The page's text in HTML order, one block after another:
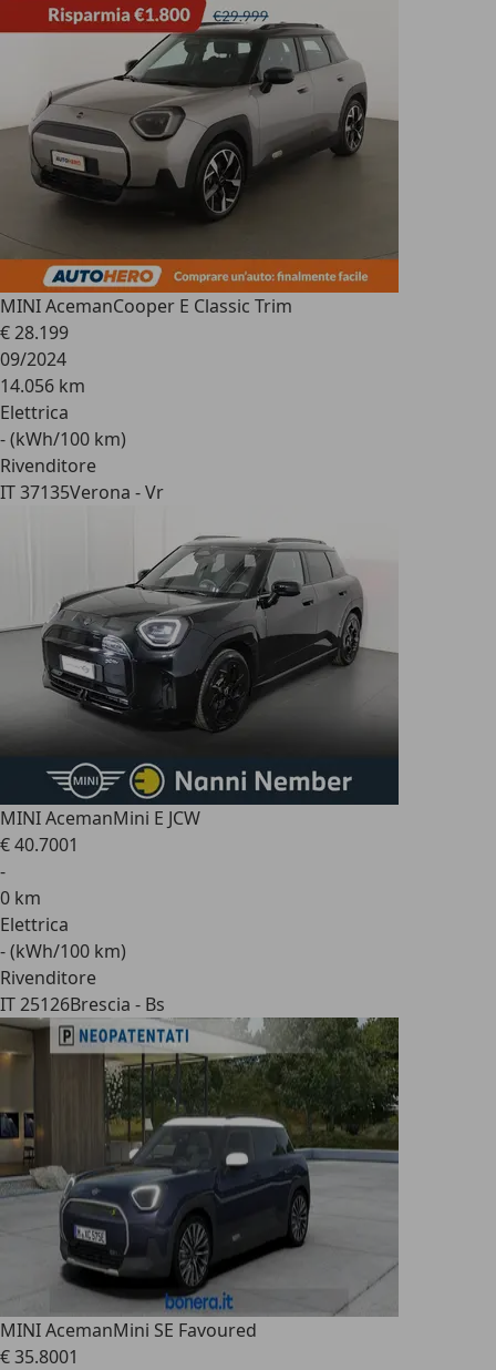
MINI AcemanCooper E Classic Trim
€ 28.199
09/2024
14.056 km
Elettrica
- (kWh/100 km)
Rivenditore
IT 37135Verona - Vr
MINI AcemanMini E JCW
€ 40.7001
-
0 km
Elettrica
- (kWh/100 km)
Rivenditore
IT 25126Brescia - Bs
MINI AcemanMini SE Favoured
€ 35.8001